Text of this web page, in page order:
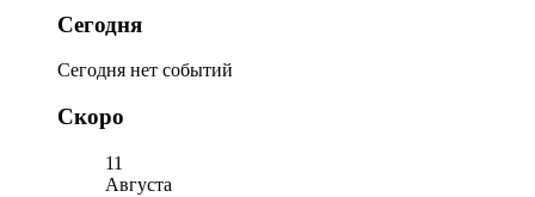
Сегодня
Сегодня нет событий
Скоро
11
Августа